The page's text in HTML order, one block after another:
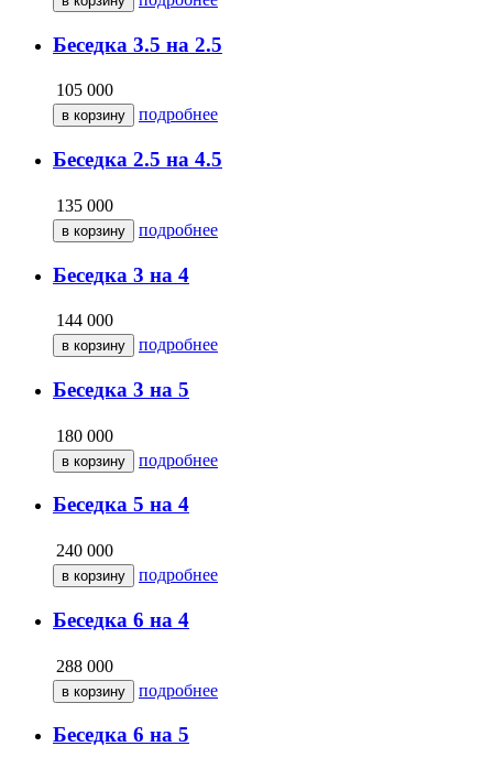
Беседка 3.5 на 2.5
105 000
подробнее
Беседка 2.5 на 4.5
135 000
подробнее
Беседка 3 на 4
144 000
подробнее
Беседка 3 на 5
180 000
подробнее
Беседка 5 на 4
240 000
подробнее
Беседка 6 на 4
288 000
подробнее
Беседка 6 на 5